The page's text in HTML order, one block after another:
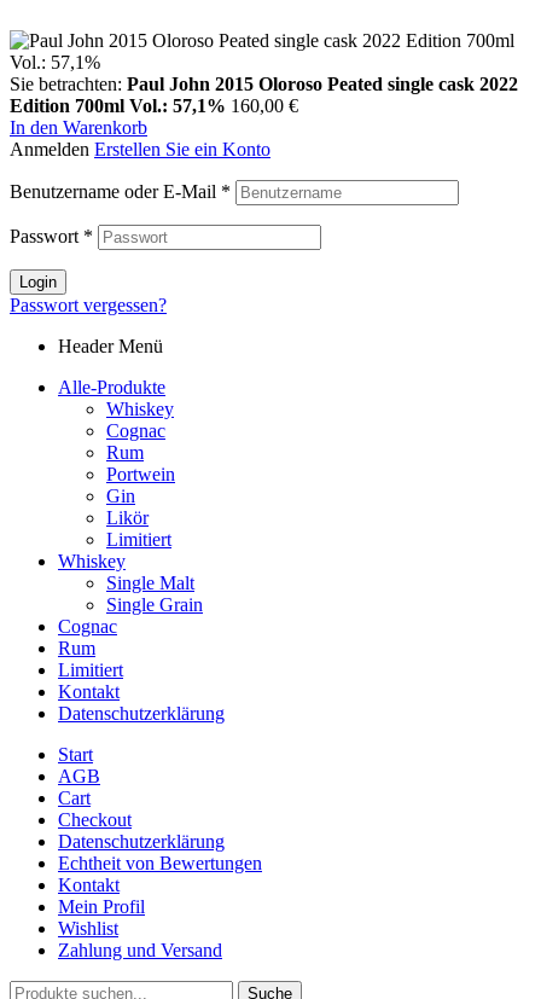
Sie betrachten: Paul John 2015 Oloroso Peated single cask 2022
Edition 700ml Vol.: 57,1% 160,00 €
In den Warenkorb
Anmelden Erstellen Sie ein Konto
Benutzername oder E-Mail *
Passwort *
Login
Passwort vergessen?
Header Menü
Alle-Produkte
Whiskey
Cognac
Rum
Portwein
Gin
Likör
Limitiert
Whiskey
Single Malt
Single Grain
Cognac
Rum
Limitiert
Kontakt
Datenschutzerklärung
Start
AGB
Cart
Checkout
Datenschutzerklärung
Echtheit von Bewertungen
Kontakt
Mein Profil
Wishlist
Zahlung und Versand
Suche